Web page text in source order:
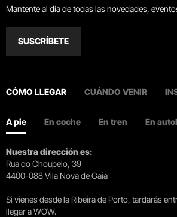
Mantente al día de todas las novedades,
SUSCRÍBETE
CÓMO LLEGAR CUÁNDO VENIR
A pie En coche En tren En
Nuestra dirección es:
Rua do Choupelo, 39
4400-088 Vila Nova de Gaia
Si vienes desde la Ribeira de Porto, tardarás
llegar a WOW.